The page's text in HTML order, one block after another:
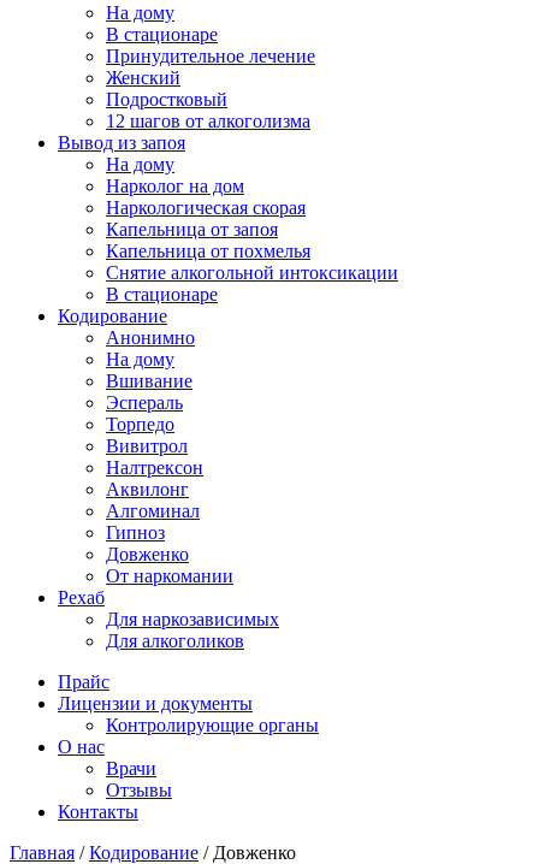
На дому
В стационаре
Принудительное лечение
Женский
Подростковый
12 шагов от алкоголизма
Вывод из запоя
На дому
Нарколог на дом
Наркологическая скорая
Капельница от запоя
Капельница от похмелья
Снятие алкогольной интоксикации
В стационаре
Кодирование
Анонимно
На дому
Вшивание
Эспераль
Торпедо
Вивитрол
Налтрексон
Аквилонг
Алгоминал
Гипноз
Довженко
От наркомании
Рехаб
Для наркозависимых
Для алкоголиков
Прайс
Лицензии и документы
Контролирующие органы
О нас
Врачи
Отзывы
Контакты
Главная /Кодирование / Довженко